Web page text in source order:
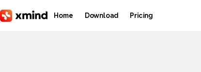
Home Download Pricing